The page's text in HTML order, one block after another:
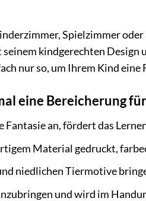
Spielzimmer
kindgerechten
nur so, um Ihrem Kind eine
eine Bereicherung
Fantasie an, fördert das
Material gedruckt,
niedlichen Tiermotive
und wird im